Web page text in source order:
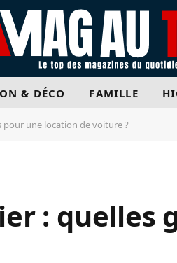
& DÉCO FAMILLE
pour une location de voiture ?
: quelles